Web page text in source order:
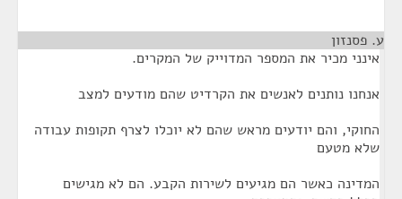
ע. פסנזון
אינני מכיר את המספר המדוייק של המקרים.
אנחנו נותנים לאנשים את הקרדיט שהם מודעים למצב
החוקי, והם יודעים מראש שהם לא יוכלו לצרף תקופות עבודה
שלא מטעם
המדינה כאשר הם מגיעים לשירות הקבע. הם לא מגישים